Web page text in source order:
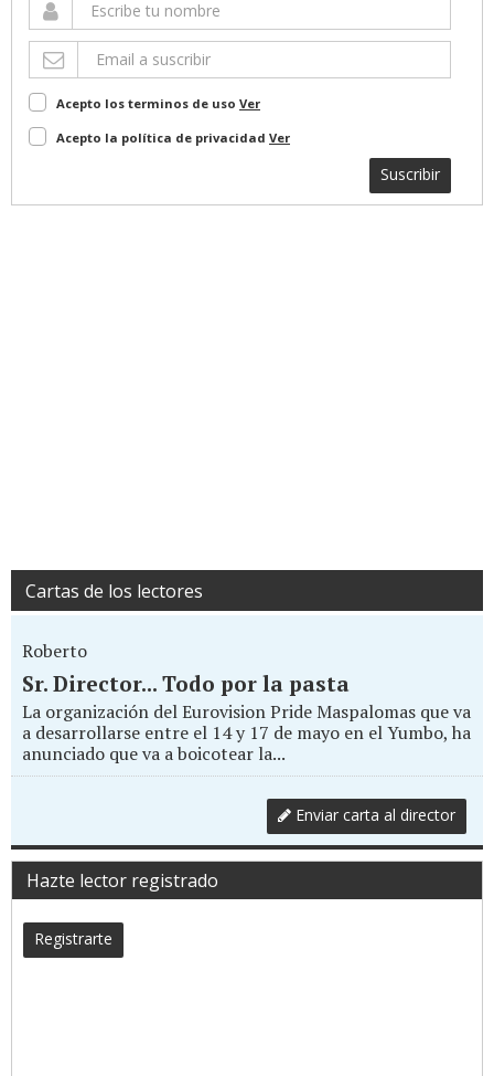
Acepto los terminos de uso Ver
Acepto la política de privacidad Ver
Suscribir
Cartas de los lectores
Roberto
Sr. Director... Todo por la pasta
La organización del Eurovision Pride Maspalomas que va
a desarrollarse entre el 14 y 17 de mayo en el Yumbo, ha
anunciado que va a boicotear la...
Enviar carta al director
Hazte lector registrado
Registrarte